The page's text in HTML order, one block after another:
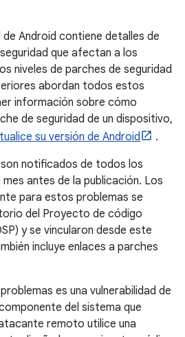
Android contiene detalles de
que afectan a los
niveles de parches de seguridad
abordan todos estos
información sobre cómo
de seguridad de un dispositivo,
su versión de Android
.
notificados de todos los
antes de la publicación. Los
para estos problemas se
del Proyecto de código
y se vincularon desde este
incluye enlaces a parches
es una vulnerabilidad de
del sistema que
remoto utilice una